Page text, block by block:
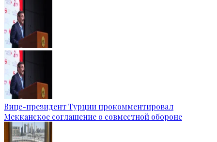
Вице-президент Турции прокомментировал
Мекканское соглашение о совместной обороне